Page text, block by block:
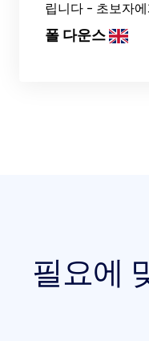
립니다 - 초보자
폴 다운스
필요에